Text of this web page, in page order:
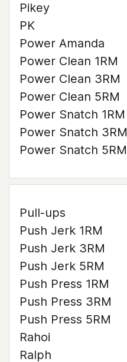
Pikey
PK
Power Amanda
Power Clean 1RM
Power Clean 3RM
Power Clean 5RM
Power Snatch 1RM
Power Snatch 3RM
Power Snatch 5RM
Pull-ups
Push Jerk 1RM
Push Jerk 3RM
Push Jerk 5RM
Push Press 1RM
Push Press 3RM
Push Press 5RM
Rahoi
Ralph